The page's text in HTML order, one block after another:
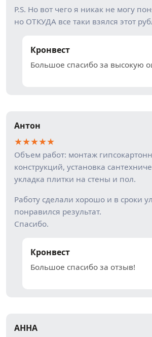
P.S. Но вот чего я никак не могу
но ОТКУДА все таки взялся этот
Кронвест
Большое спасибо за высокую
Антон
★★★★★
Объем работ: монтаж
конструкций, установка
укладка плитки на стены и пол.
Работу сделали хорошо и в сроки
понравился результат.
Спасибо.
Кронвест
Большое спасибо за отзыв!
АННА